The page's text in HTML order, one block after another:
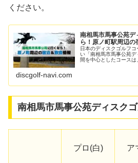
ください。
南相馬市馬事公苑デ
ら！原ノ町駅周辺の
日本のディスクゴルフ
い「南相馬市馬事公苑
間を中心としたコース
discgolf-navi.com
南相馬市馬事公苑ディスク
プロ(白) ア